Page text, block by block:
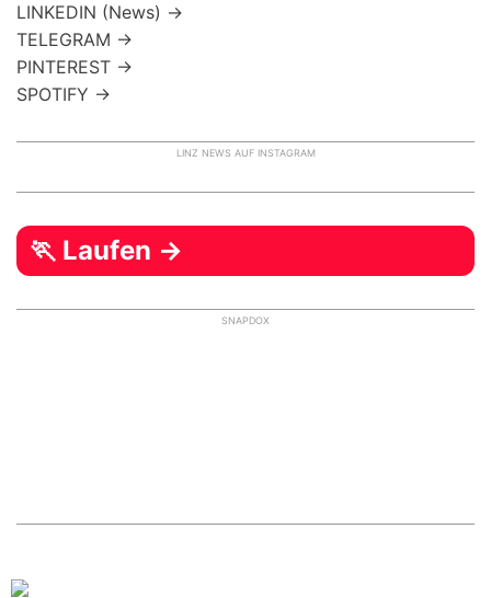
LINKEDIN (News) →
TELEGRAM →
PINTEREST →
SPOTIFY →
LINZ NEWS AUF INSTAGRAM
🏃 Laufen →
SNAPDOX